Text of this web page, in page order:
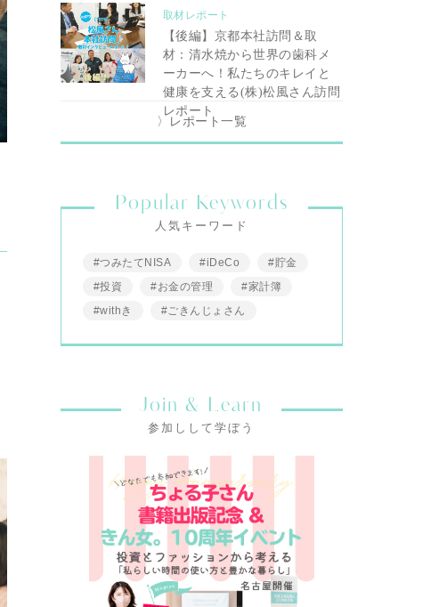
取材レポート
【後編】京都本社訪問＆取
材：清水焼から世界の歯科メ
ーカーへ！私たちのキレイと
健康を支える(株)松風さん訪問
レポート
〉レポート一覧
Popular Keywords
人気キーワード
#つみたてNISA #iDeCo
#貯金
#投資
#お金の管理
#家計簿
#withき
#ごきんじょさん
Join & Learn
参加しして学ぼう